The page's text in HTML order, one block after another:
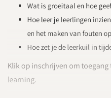
Wat is groeitaal en hoe
Hoe leer je leerlingen
en het maken van fouten
Hoe zet je de leerkuil in
Klik op inschrijven om
learning.